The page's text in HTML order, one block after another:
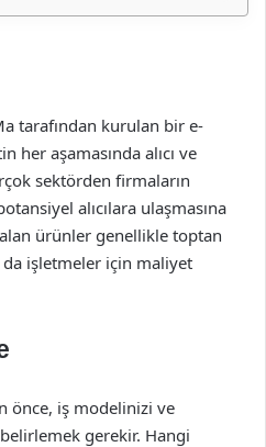
tarafından kurulan bir e-
her aşamasında alıcı ve
sektörden firmaların
alıcılara ulaşmasına
ürünler genellikle toptan
işletmeler için maliyet
önce, iş modelinizi ve
gerekir. Hangi